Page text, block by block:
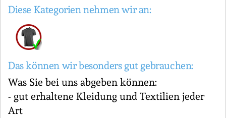
Diese Kategorien nehmen wir an:
Das können wir besonders gut gebrauchen:
Was Sie bei uns abgeben können:
- gut erhaltene Kleidung und Textilien jeder
Art